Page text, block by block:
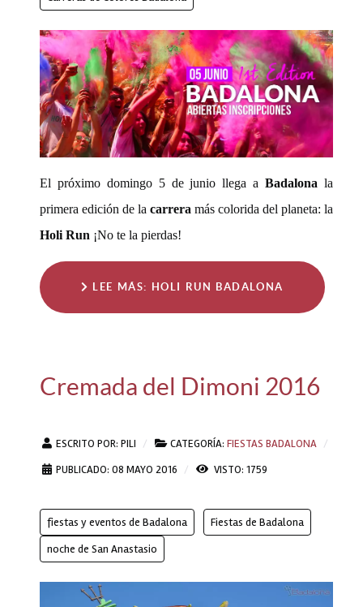
El próximo domingo 5 de junio llega aBadalona la
primera edición de la carrera más colorida del planeta: la
Holi Run ¡No te la pierdas!
LEE MÁS: HOLI RUN BADALONA
Cremada del Dimoni 2016
ESCRITO POR: PILI CATEGORÍA: FIESTAS BADALONA
PUBLICADO: 08 MAYO 2016
VISTO: 1759
fiestas y eventos de Badalona
Fiestas de Badalona
noche de San Anastasio